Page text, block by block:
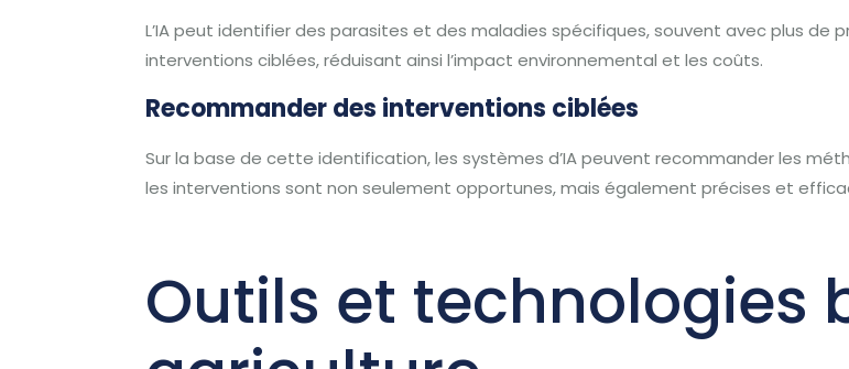
L’IA peut identifier des parasites et des maladies spécifiques, souvent avec plus de
interventions ciblées, réduisant ainsi l’impact environnemental et les coûts.
Recommander des interventions ciblées
Sur la base de cette identification, les systèmes d’IA peuvent recommander les
les interventions sont non seulement opportunes, mais également précises et
Outils et technologies